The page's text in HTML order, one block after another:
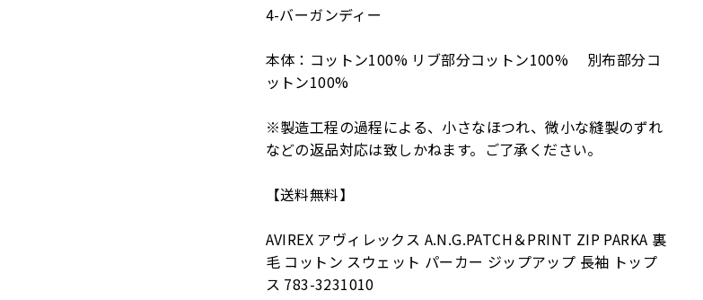
4-バーガンディー
本体：コットン100% リブ部分コットン100% 別布部分コ
ットン100%
※製造工程の過程による、小さなほつれ、微小な縫製のずれ
などの返品対応は致しかねます。ご了承ください。
【送料無料】
AVIREX アヴィレックス A.N.G.PATCH＆PRINT ZIP PARKA 裏
毛 コットン スウェット パーカー ジップアップ 長袖 トップ
ス 783-3231010